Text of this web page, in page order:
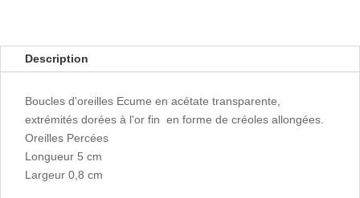
Description
Boucles d'oreilles Ecume en acétate transparente,
extrémités dorées à l'or fin en forme de créoles allongées.
Oreilles Percées
Longueur 5 cm
Largeur 0,8 cm